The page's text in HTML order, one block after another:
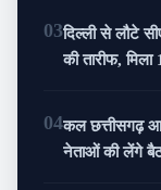
03दिल्ली से लौटे
की तारीफ,
04कल छत्तीसगढ़
नेताओं की लेंगे